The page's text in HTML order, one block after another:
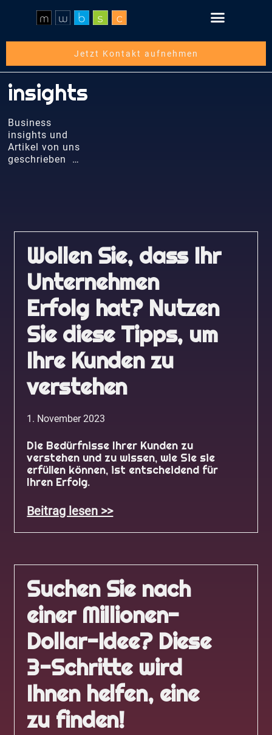
Jetzt Kontakt aufnehmen
insights
Business
insights und
Artikel von uns
geschrieben …
Wollen Sie, dass Ihr
Unternehmen
Erfolg hat? Nutzen
Sie diese Tipps, um
Ihre Kunden zu
verstehen
1. November 2023
Die Bedürfnisse Ihrer Kunden zu
verstehen und zu wissen, wie Sie sie
erfüllen können, ist entscheidend für
Ihren Erfolg.
Beitrag lesen >>
Suchen Sie nach
einer Millionen-
Dollar-Idee? Diese
3-Schritte wird
Ihnen helfen, eine
zu finden!